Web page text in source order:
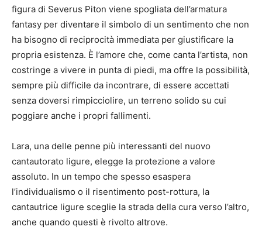
figura di Severus Piton viene spogliata dell’armatura
fantasy per diventare il simbolo di un sentimento che non
ha bisogno di reciprocità immediata per giustificare la
propria esistenza. È l’amore che, come canta l’artista, non
costringe a vivere in punta di piedi, ma offre la possibilità,
sempre più difficile da incontrare, di essere accettati
senza doversi rimpicciolire, un terreno solido su cui
poggiare anche i propri fallimenti.
Lara, una delle penne più interessanti del nuovo
cantautorato ligure, elegge la protezione a valore
assoluto. In un tempo che spesso esaspera
l’individualismo o il risentimento post-rottura, la
cantautrice ligure sceglie la strada della cura verso l’altro,
anche quando questi è rivolto altrove.